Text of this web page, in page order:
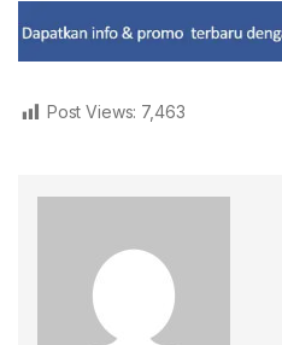
Post Views: 7,463